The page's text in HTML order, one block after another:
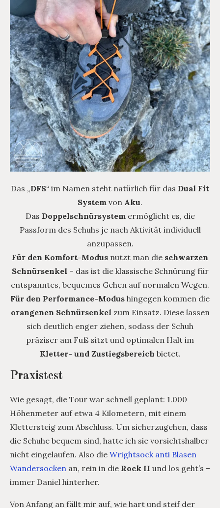
Das „DFS“ im Namen steht natürlich für das Dual Fit
System von Aku.
Das Doppelschnürsystem ermöglicht es, die
Passform des Schuhs je nach Aktivität individuell
anzupassen.
Für den Komfort-Modus nutzt man die schwarzen
Schnürsenkel – das ist die klassische Schnürung für
entspanntes, bequemes Gehen auf normalen Wegen.
Für den Performance-Modus hingegen kommen die
orangenen Schnürsenkel zum Einsatz. Diese lassen
sich deutlich enger ziehen, sodass der Schuh
präziser am Fuß sitzt und optimalen Halt im
Kletter- und Zustiegsbereich bietet.
Praxistest
Wie gesagt, die Tour war schnell geplant: 1.000
Höhenmeter auf etwa 4 Kilometern, mit einem
Klettersteig zum Abschluss. Um sicherzugehen, dass
die Schuhe bequem sind, hatte ich sie vorsichtshalber
nicht eingelaufen. Also die Wrightsock anti Blasen
Wandersocken an, rein in die Rock II und los geht’s –
immer Daniel hinterher.
Von Anfang an fällt mir auf, wie hart und steif der